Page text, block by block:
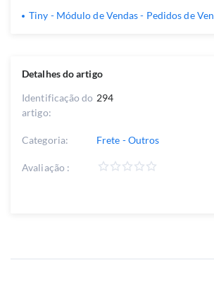
Detalhes do artigo
Identificação do
artigo:
294
Categoria: Frete - Outros
Avaliação :
Tiny - Módulo de Vendas - Pedidos de